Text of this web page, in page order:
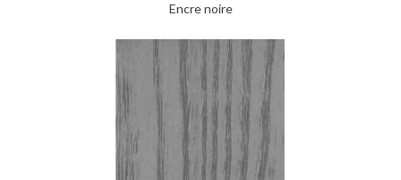
Encre noire